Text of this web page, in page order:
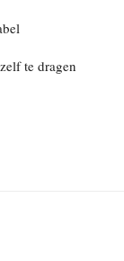
te dragen